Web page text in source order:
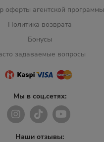
оферты агентской программы
Политика возврата
Бонусы
задаваемые вопросы
Мы в соц.сетях:
Наши отзывы: